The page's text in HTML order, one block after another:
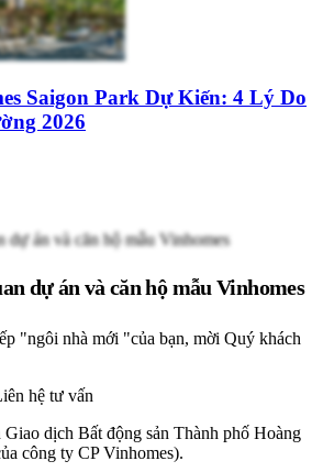
Saigon Park Dự Kiến: 4 Lý Do
2026
dự án và căn hộ mẫu Vinhomes
"ngôi nhà mới "của bạn, mời Quý khách
hệ tư vấn
dịch Bất động sản Thành phố Hoàng
công ty CP Vinhomes).